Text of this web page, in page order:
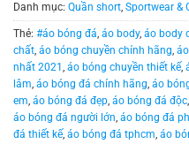
Danh mục: Quần short, Sportwear &
Thẻ: #áo bóng đá, áo body, áo body
chất, áo bóng chuyền chính hãng,
nhất 2021 , áo bóng chuyền thiết kế,
lâm, áo bóng đá chính hãng, áo
em, áo bóng đá đẹp, áo bóng đá độc,
áo bóng đá người lớn, áo bóng đá
đá thiết kế, áo bóng đá tphcm, áo